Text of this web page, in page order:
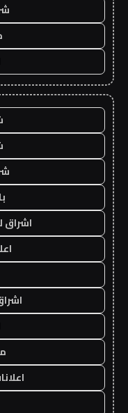
اشراق